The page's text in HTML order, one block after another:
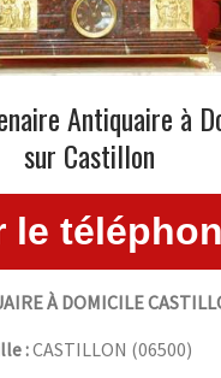
Antiquaire à
sur Castillon
À DOMICILE
:CASTILLON (06500)